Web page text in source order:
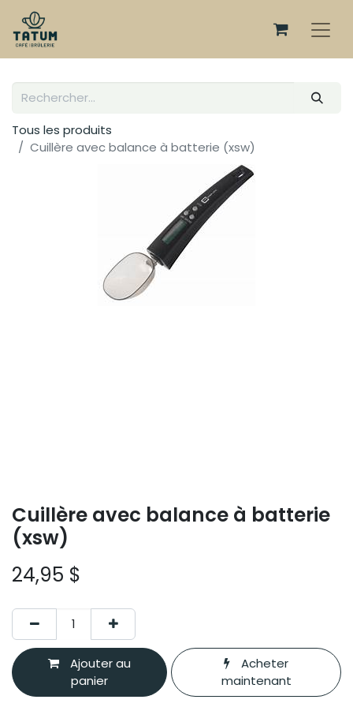
Tous les produits
Cuillère avec balance à batterie (xsw)
Cuillère avec balance à batterie
(xsw)
24,95 $
Ajouter au
panier
Acheter
maintenant